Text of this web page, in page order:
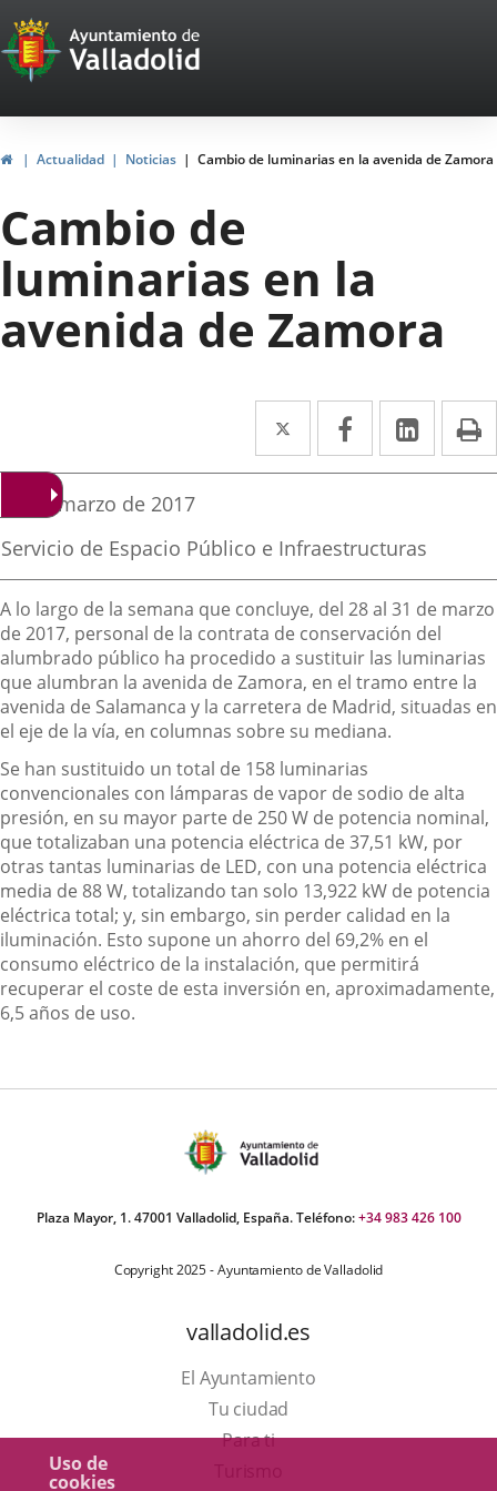
Uso de
cookies
Portal
Web
del
Ayuntamiento
de
Valladolid
InicioActualidad Noticias Cambio de luminarias en la avenida de Zamora
Cambio de
luminarias en la
avenida de Zamora
Twitter
Enlace
a
aplicación
externa.
Facebook
Enlace
a
externa.
Enlace
a
Fecha
de
la
noticia
31 de marzo de 2017
Fuente
la
noticia
Servicio de Espacio Público e Infraestructuras
Descripción
A lo largo de la semana que concluye, del 28 al 31 de marzo
de 2017, personal de la contrata de conservación del
alumbrado público ha procedido a sustituir las luminarias
que alumbran la avenida de Zamora, en el tramo entre la
avenida de Salamanca y la carretera de Madrid, situadas en
el eje de la vía, en columnas sobre su mediana.
Se han sustituido un total de 158 luminarias
convencionales con lámparas de vapor de sodio de alta
presión, en su mayor parte de 250 W de potencia nominal,
que totalizaban una potencia eléctrica de 37,51 kW, por
otras tantas luminarias de LED, con una potencia eléctrica
media de 88 W, totalizando tan solo 13,922 kW de potencia
eléctrica total; y, sin embargo, sin perder calidad en la
iluminación. Esto supone un ahorro del 69,2% en el
consumo eléctrico de la instalación, que permitirá
recuperar el coste de esta inversión en, aproximadamente,
6,5 años de uso.
Plaza Mayor, 1. 47001 Valladolid, España. Teléfono:+34 983 426 100
Copyright 2025 - Ayuntamiento de Valladolid
valladolid.es
El Ayuntamiento
Tu ciudad
Para ti